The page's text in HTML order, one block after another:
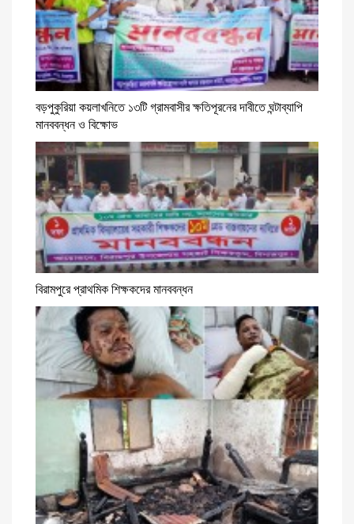
বড়পুকুরিয়া কয়লাখনিতে ১৩টি গ্রামবাসীর ক্ষতিপূরনের দাবীতে ঘন্টাব্যাপি
মানববন্ধন ও বিক্ষোভ
বিরামপুরে প্রাথমিক শিক্ষকদের মানববন্ধন